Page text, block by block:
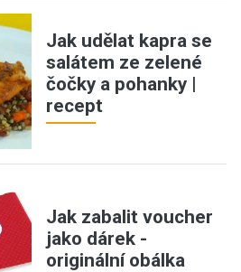
Jak udělat kapra se
salátem ze zelené
čočky a pohanky |
recept
Jak zabalit voucher
jako dárek -
originální obálka